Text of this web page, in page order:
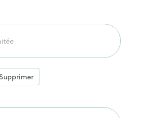
Supprimer